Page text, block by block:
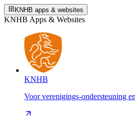
KNHB apps & websites
KNHB Apps & Websites
KNHB
Voor verenigings-ondersteuning